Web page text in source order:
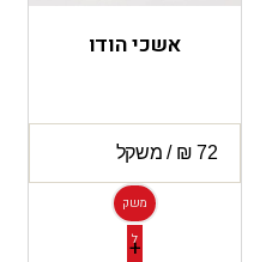
אשכי הודו
משק
ל
+